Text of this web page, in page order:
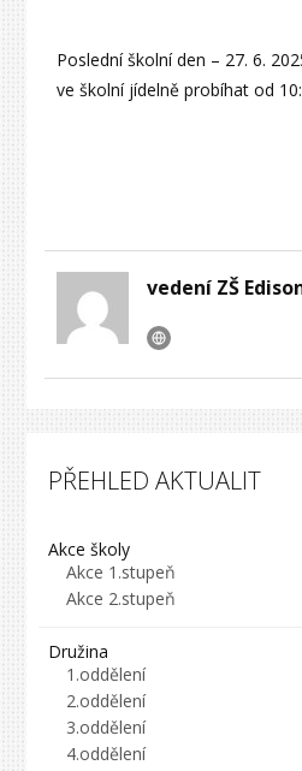
Poslední školní den – 27. 6.
ve školní jídelně probíhat od
vedení ZŠ
PŘEHLED AKTUALIT
Akce školy
Akce 1.stupeň
Akce 2.stupeň
Družina
1.oddělení
2.oddělení
3.oddělení
4.oddělení